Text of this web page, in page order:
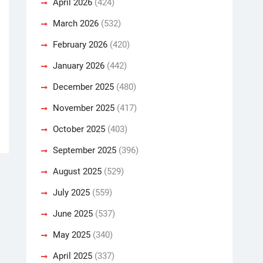
April 2026 (424)
March 2026 (532)
February 2026 (420)
January 2026 (442)
December 2025 (480)
November 2025 (417)
October 2025 (403)
September 2025 (396)
August 2025 (529)
July 2025 (559)
June 2025 (537)
May 2025 (340)
April 2025 (337)